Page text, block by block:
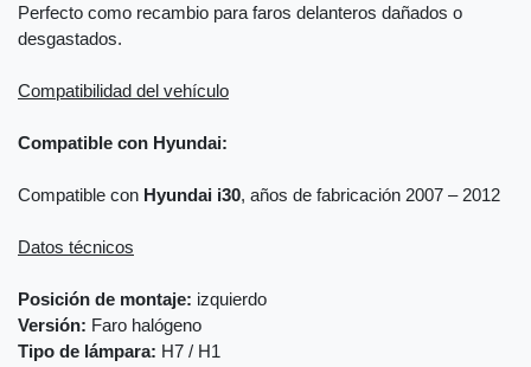
Perfecto como recambio para faros delanteros dañados o
desgastados.
Compatibilidad del vehículo
Compatible con Hyundai:
Compatible con Hyundai i30, años de fabricación 2007 – 2012
Datos técnicos
Posición de montaje: izquierdo
Versión: Faro halógeno
Tipo de lámpara: H7 / H1